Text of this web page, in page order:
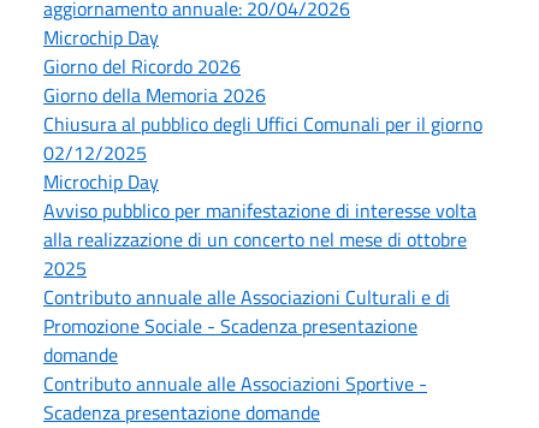
aggiornamento annuale: 20/04/2026
Microchip Day
Giorno del Ricordo 2026
Giorno della Memoria 2026
Chiusura al pubblico degli Uffici Comunali per il giorno
02/12/2025
Microchip Day
Avviso pubblico per manifestazione di interesse volta
alla realizzazione di un concerto nel mese di ottobre
2025
Contributo annuale alle Associazioni Culturali e di
Promozione Sociale - Scadenza presentazione
domande
Contributo annuale alle Associazioni Sportive -
Scadenza presentazione domande